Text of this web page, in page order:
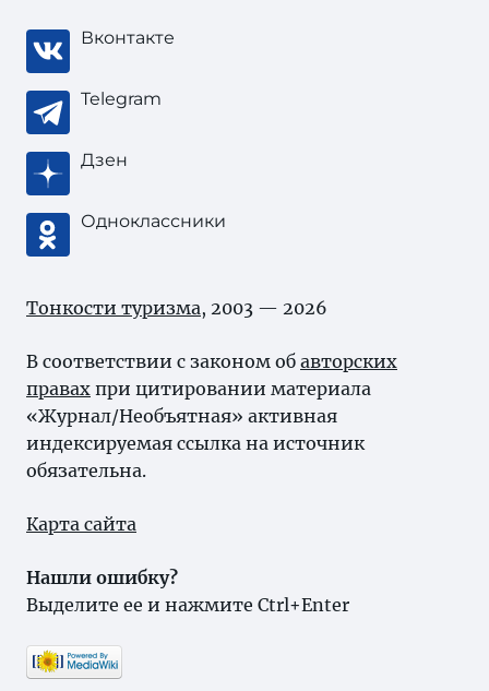
Вконтакте
Telegram
Дзен
Одноклассники
Тонкости туризма, 2003 — 2026
В соответствии с законом об авторских
правах при цитировании материала
«Журнал/Необъятная» активная
индексируемая ссылка на источник
обязательна.
Карта сайта
Нашли ошибку?
Выделите ее и нажмите Ctrl+Enter